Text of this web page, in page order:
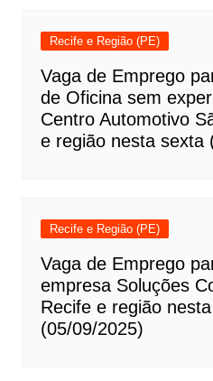
Recife e Região (PE)
Vaga de Emprego
de Oficina sem
Centro Automotivo
e região nesta sexta
Recife e Região (PE)
Vaga de Emprego
empresa Soluções
Recife e região
(05/09/2025)